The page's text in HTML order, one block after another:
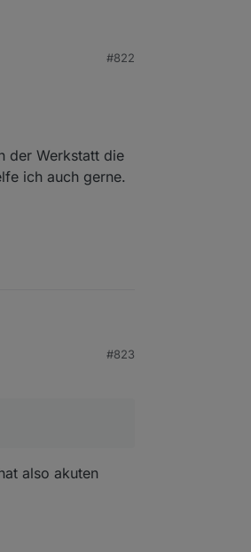
#822
der Werkstatt die
ich auch gerne.
Werkstatt die
ich auch gerne.
#823
also akuten